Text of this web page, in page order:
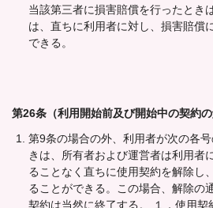
当該第三者に損害賠償を行ったとき
は、直ちに利用者に対し、損害賠償
できる。
第26条（利用開始前及び開始中の契約の
第9条の場合の外、利用者が次の各
きは、所有者および運営者は利用者
ることなく直ちに使用契約を解除し
ることができる。この場合、解除の
契約は当然に終了する。 １．使用契